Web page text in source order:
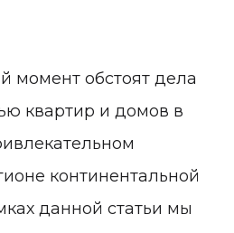
момент обстоят дела
квартир и домов в
континентальной
данной статьи мы